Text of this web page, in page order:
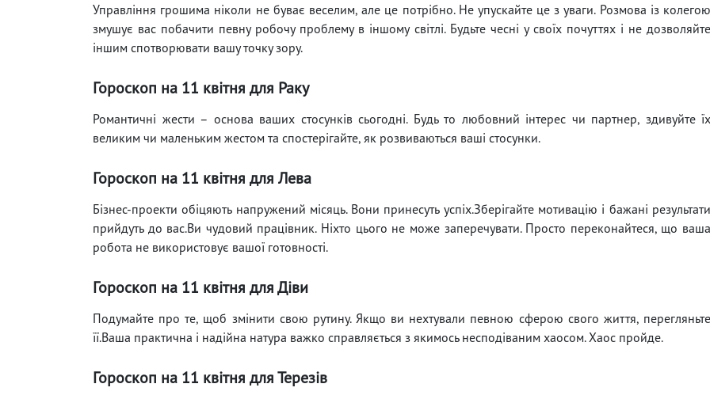
Управління грошима ніколи не буває веселим, але це потрібно. Не упускайте це з уваги. Розмова із колегою
змушує вас побачити певну робочу проблему в іншому світлі. Будьте чесні у своїх почуттях і не дозволяйте
іншим спотворювати вашу точку зору.
Гороскоп на 11 квітня для Раку
Романтичні жести – основа ваших стосунків сьогодні. Будь то любовний інтерес чи партнер, здивуйте їх
великим чи маленьким жестом та спостерігайте, як розвиваються ваші стосунки.
Гороскоп на 11 квітня для Лева
Бізнес-проекти обіцяють напружений місяць. Вони принесуть успіх.Зберігайте мотивацію і бажані результати
прийдуть до вас.Ви чудовий працівник. Ніхто цього не може заперечувати. Просто переконайтеся, що ваша
робота не використовує вашої готовності.
Гороскоп на 11 квітня для Діви
Подумайте про те, щоб змінити свою рутину. Якщо ви нехтували певною сферою свого життя, перегляньте
її.Ваша практична і надійна натура важко справляється з якимось несподіваним хаосом. Хаос пройде.
Гороскоп на 11 квітня для Терезів